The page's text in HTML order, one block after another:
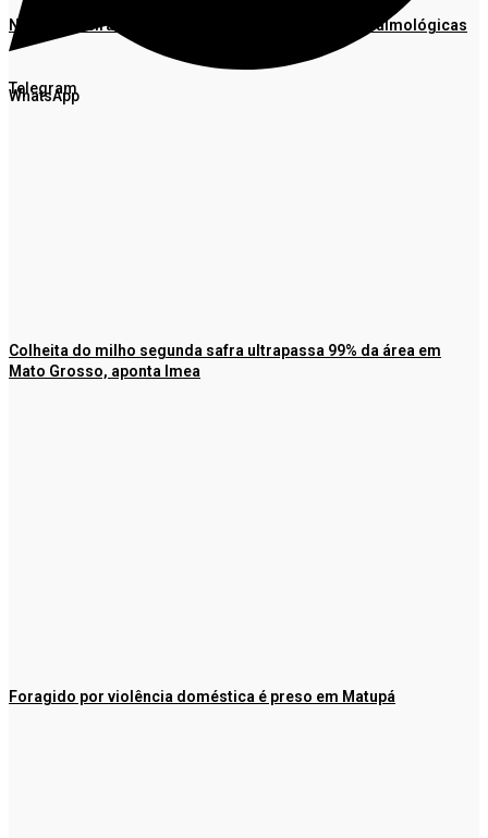
WhatsApp
Telegram
Nova Bandeirantes realiza mutirão de cirurgias oftalmológicas
Colheita do milho segunda safra ultrapassa 99% da área em
Mato Grosso, aponta Imea
Foragido por violência doméstica é preso em Matupá